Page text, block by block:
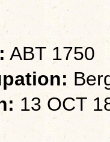
ABT 1750
13 OCT